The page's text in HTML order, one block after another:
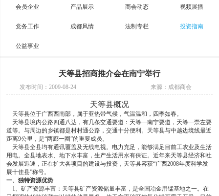
会员企业 产品展示 商会动态 视频展播
党务工作 成都风情 法制专栏 投资指南
公益事业
天等县招商推介会在南宁举行
发布时间：2009-08-24 来源：成都商会
天等县概况
天等县位于广西西南部，属于亚热带气候，气温温和，四季如春。
天等县境内公路四通八达，有几条交通要道：天等—南宁要道，天等—崇左要
道等。与周边的乡镇都是村村通公路，交通十分便利。天等县与中越边境线最近
距离9公里，是“两廊一圈”的重要成员。
天等县全县均有通讯覆盖及无线电视。电力充足，能够满足目前工农业及生活
用电。全县地表水、地下水丰富，生产生活用水有保证。近年来天等县经济和社
会发展迅速，正在扩大各项目的建设与投资，天等县容获“广西2008年度科学发
展十佳县”称号。
一、独特资源优势
1、矿产资源丰富：天等县矿产资源储量丰富，是全国冶金用锰基地之一。在